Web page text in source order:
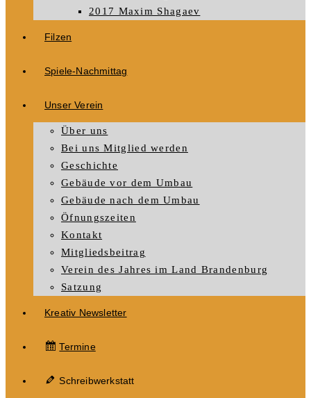
2017 Maxim Shagaev
Filzen
Spiele-Nachmittag
Unser Verein
Über uns
Bei uns Mitglied werden
Geschichte
Gebäude vor dem Umbau
Gebäude nach dem Umbau
Öfnungszeiten
Kontakt
Mitgliedsbeitrag
Verein des Jahres im Land Brandenburg
Satzung
Kreativ Newsletter
Termine
Schreibwerkstatt